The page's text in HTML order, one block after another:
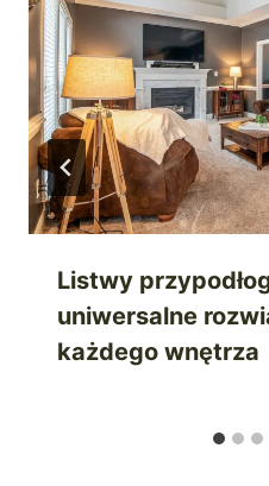
Listwy
uniwersalne
każdego wnętrza